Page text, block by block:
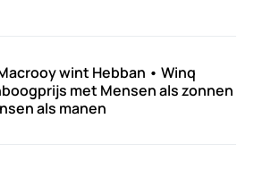
wint Hebban • Winq
met Mensen als zonnen
als manen